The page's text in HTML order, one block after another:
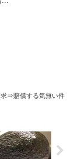
⇒賠償する気無い件